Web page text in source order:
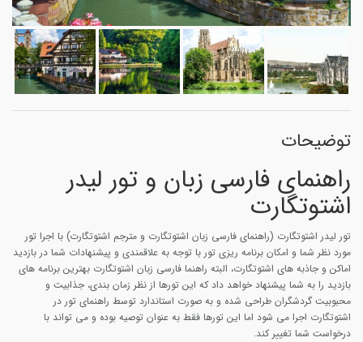
توضیحات
راهنمای فارسی زبان و تور لیدر
اشتوتگارت
تور لیدر اشتوتگارت (راهنمای فارسی زبان اشتوتگارت و مترجم اشتوتگارت) با اجرا تور
مورد نظر شما و امکان برنامه ریزی تور با توجه به علاقمندی و پیشنهادات شما در بازدید
اماکن و جاذبه های اشتوتگارت، البته راهنما فارسی زبان اشتوتگارت بهترین برنامه های
بازدید را به شما پیشنهاد خواهد داد که این تورها از نظر زمان بندی، جذابیت و
محبوبیت گردشگران طراحی شده و به صورت استاندارد توسط راهنمای تور در
اشتوتگارت اجرا می شود اما این تورها فقط به عنوان توصیه بوده و می تواند با
درخواست شما تغییر کند.